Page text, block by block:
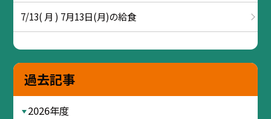
7/13( 月 ) 7月13日(月)の給食
過去記事
2026年度